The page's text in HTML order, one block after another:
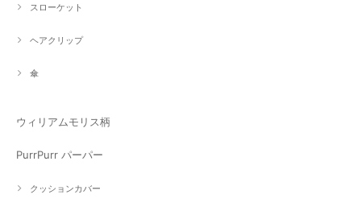
スローケット
ヘアクリップ
傘
ウィリアムモリス柄
PurrPurr パーパー
クッションカバー